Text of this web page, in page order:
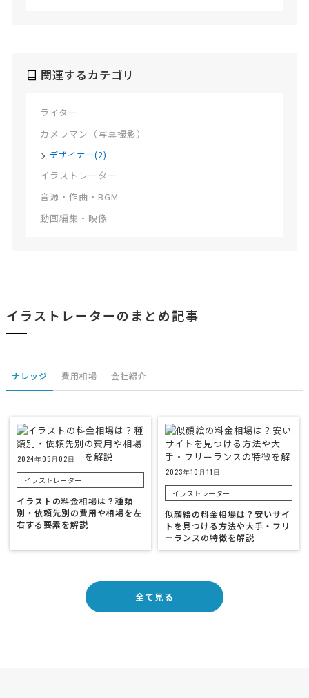
関連するカテゴリ
ライター
カメラマン（写真撮影）
デザイナー(2)
イラストレーター
音源・作曲・BGM
動画編集・映像
イラストレーターのまとめ記事
ナレッジ 費用相場 会社紹介
2024年05月02日
イラストレーター
イラストの料金相場は？種類
別・依頼先別の費用や相場を左
右する要素を解説
2023年10月11日
イラストレーター
似顔絵の料金相場は？安いサイ
トを見つける方法や大手・フリ
ーランスの特徴を解説
全て見る